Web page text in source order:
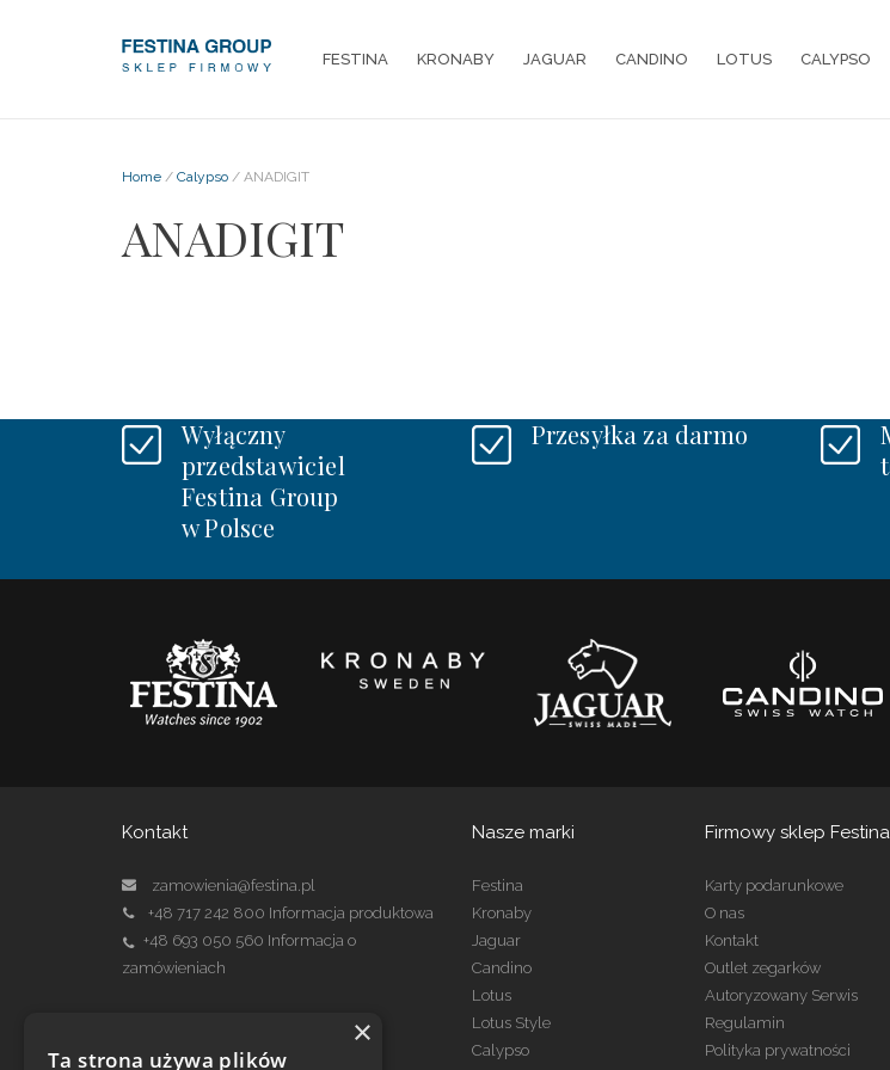
FESTINA KRONABY JAGUAR CANDINO LOTUS CALYPSO
Home / Calypso / ANADIGIT
ANADIGIT
Wyłączny
przedstawiciel
Festina Group
w Polsce
Przesyłka za darmo
Kontakt
zamowienia@festina.pl
+48 717 242 800 Informacja produktowa
+48 693 050 560 Informacja o
zamówieniach
serwis@festina.pl
Nasze marki
Festina
Kronaby
Jaguar
Candino
Lotus
Lotus Style
Calypso
Firmowy sklep
Karty podarunkowe
O nas
Kontakt
Outlet zegarków
Autoryzowany Serwis
Regulamin
Polityka prywatności
×
Ta strona używa plików